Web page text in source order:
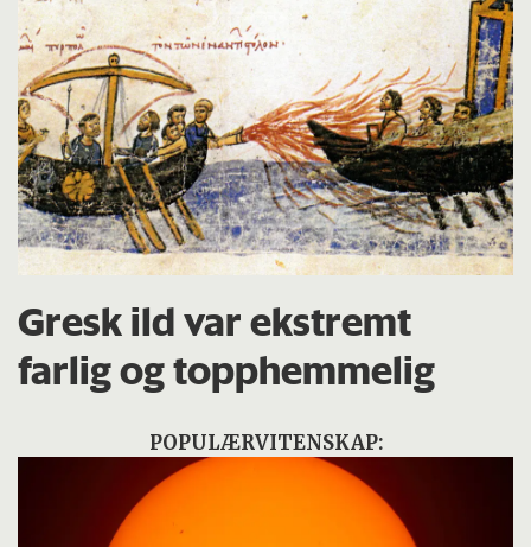
Gresk ild var ekstremt
farlig og topphemmelig
POPULÆRVITENSKAP: